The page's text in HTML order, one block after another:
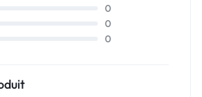
0
0
0